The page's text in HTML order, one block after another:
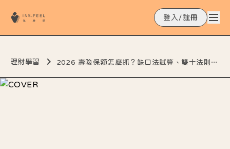
登入/註冊
理財學習 2026 壽險保額怎麼抓？缺口法試算、雙十法則、投保上限與財務核保門檻